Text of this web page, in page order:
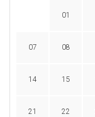
01
07 08
14 15
21 22